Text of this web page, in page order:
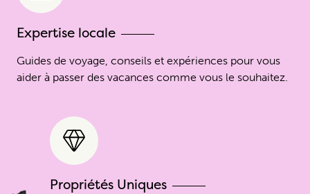
Expertise locale
Guides de voyage, conseils et expériences pour vous
aider à passer des vacances comme vous le souhaitez.
Propriétés Uniques